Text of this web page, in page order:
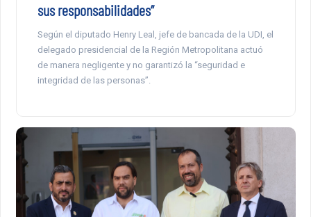
sus responsabilidades”
Según el diputado Henry Leal, jefe de bancada de la UDI, el
delegado presidencial de la Región Metropolitana actuó
de manera negligente y no garantizó la “seguridad e
integridad de las personas”.